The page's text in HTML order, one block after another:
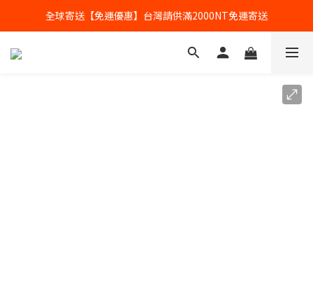
全球寄送【免運優惠】台灣請供滿2000NT免運寄送
全球寄送【免運優惠】台灣請供滿2000NT免運寄送
【加入會員】立即享有會員優惠價